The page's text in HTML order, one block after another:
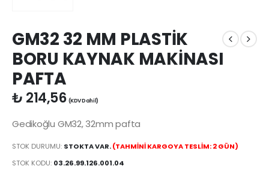
GM32 32 MM PLASTİK
BORU KAYNAK MAKİNASI
PAFTA
₺ 214,56(KDV Dahil)
Gedikoğlu GM32, 32mm pafta
STOK DURUMU: STOKTA VAR.(TAHMINI KARGOYA TESLIM: 2 GÜN)
STOK KODU: 03.26.99.126.001.04